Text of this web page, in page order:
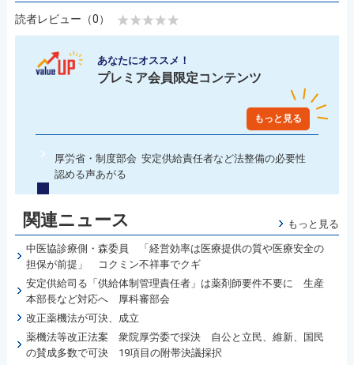
読者レビュー（0）
あなたにオススメ！
プレミア会員限定コンテンツ
もっと見る
厚労省・制度部会 安定供給責任者など法整備の必要性
認める声あがる
関連ニュース もっと見る
中医協診療側・森委員 「経営効率は医療提供の質や医療安全の
担保が前提」 コクミン不祥事でクギ
安定供給司る「供給体制管理責任者」は薬剤師要件不要に 生産
本部長など対応へ 厚科審部会
改正薬機法が可決、成立
薬機法等改正法案 衆院厚労委で採決 自公と立民、維新、国民
の賛成多数で可決 19項目の附帯決議採択